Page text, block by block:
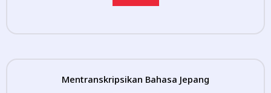
Mentranskripsikan Bahasa Jepang